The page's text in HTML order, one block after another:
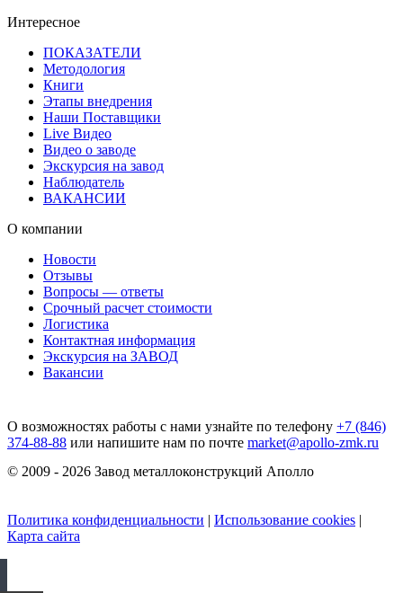
Интересное
ПОКАЗАТЕЛИ
Методология
Книги
Этапы внедрения
Наши Поставщики
Live Видео
Видео о заводе
Экскурсия на завод
Наблюдатель
ВАКАНСИИ
О компании
Новости
Отзывы
Вопросы — ответы
Срочный расчет стоимости
Логистика
Контактная информация
Экскурсия на ЗАВОД
Вакансии
О возможностях работы с нами узнайте по телефону +7 (846)
374-88-88 или напишите нам по почте market@apollo-zmk.ru
© 2009 - 2026 Завод металлоконструкций Аполло
Политика конфиденциальности | Использование cookies |
Карта сайта